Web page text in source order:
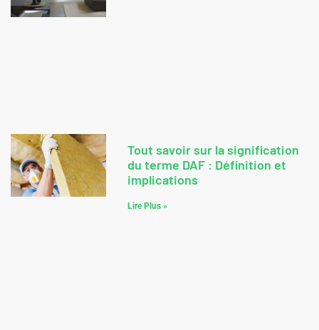
Tout savoir sur la signification
du terme DAF : Définition et
implications
Lire Plus »